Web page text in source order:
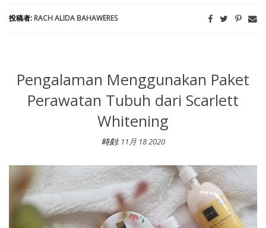
投稿者: RACH ALIDA BAHAWERES
Pengalaman Menggunakan Paket
Perawatan Tubuh dari Scarlett
Whitening
時刻: 11月 18 2020
Pengalaman Menggunakan Paket Perawatan Tubuh dari